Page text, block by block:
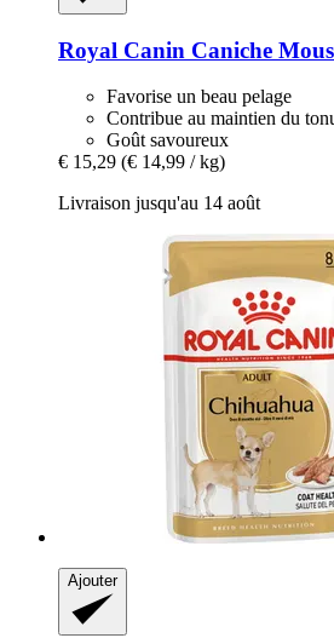
Royal Canin Caniche
Favorise un beau pelage
Contribue au maintien du
Goût savoureux
€ 15,29 (€ 14,99 / kg)
Livraison jusqu'au 14 août
Ajouter